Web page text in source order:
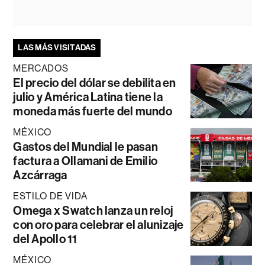
LAS MÁS VISITADAS
MERCADOS
El precio del dólar se debilita en
julio y América Latina tiene la
moneda más fuerte del mundo
MÉXICO
Gastos del Mundial le pasan
factura a Ollamani de Emilio
Azcárraga
ESTILO DE VIDA
Omega x Swatch lanza un reloj
con oro para celebrar el alunizaje
del Apollo 11
MÉXICO